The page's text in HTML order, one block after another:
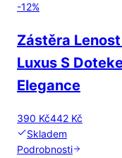
-12%
Zástěra
Luxus S
Elegance
390 Kč442 Kč
Skladem
Podrobnosti